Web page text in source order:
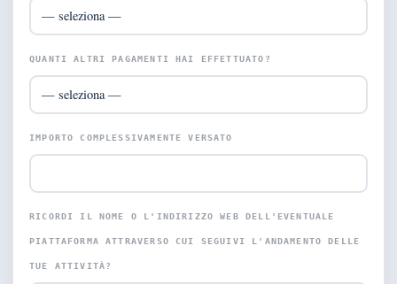
QUANTI ALTRI PAGAMENTI HAI EFFETTUATO?
IMPORTO COMPLESSIVAMENTE VERSATO
RICORDI IL NOME O L'INDIRIZZO WEB DELL'EVENTUALE
PIATTAFORMA ATTRAVERSO CUI SEGUIVI L'ANDAMENTO DELLE
TUE ATTIVITÀ?